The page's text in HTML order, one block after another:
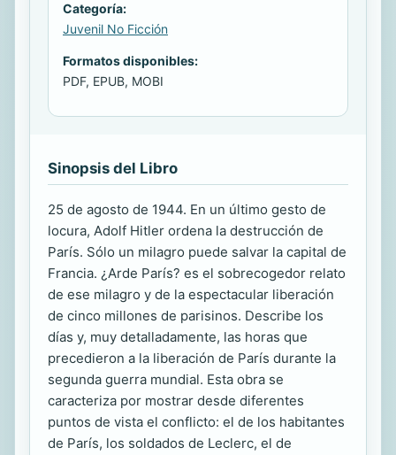
Categoría:
Juvenil No Ficción
Formatos disponibles:
PDF, EPUB, MOBI
Sinopsis del Libro
25 de agosto de 1944. En un último gesto de
locura, Adolf Hitler ordena la destrucción de
París. Sólo un milagro puede salvar la capital de
Francia. ¿Arde París? es el sobrecogedor relato
de ese milagro y de la espectacular liberación
de cinco millones de parisinos. Describe los
días y, muy detalladamente, las horas que
precedieron a la liberación de París durante la
segunda guerra mundial. Esta obra se
caracteriza por mostrar desde diferentes
puntos de vista el conflicto: el de los habitantes
de París, los soldados de Leclerc, el de